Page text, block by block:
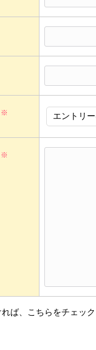
※
※
ば、こちらをチェッ